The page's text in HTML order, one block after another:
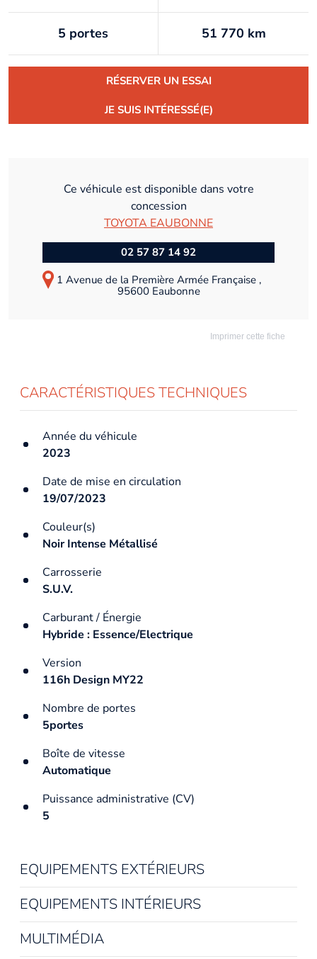
5 portes 51 770 km
RÉSERVER UN ESSAI
JE SUIS INTÉRESSÉ(E)
Ce véhicule est disponible dans votre
concession
TOYOTA EAUBONNE
02 57 87 14 92
1 Avenue de la Première Armée Française ,
95600 Eaubonne
Imprimer cette fiche
CARACTÉRISTIQUES TECHNIQUES
Année du véhicule
2023
Date de mise en circulation
19/07/2023
Couleur(s)
Noir Intense Métallisé
Carrosserie
S.U.V.
Carburant / Énergie
Hybride : Essence/Electrique
Version
116h Design MY22
Nombre de portes
5portes
Boîte de vitesse
Automatique
Puissance administrative (CV)
5
EQUIPEMENTS EXTÉRIEURS
EQUIPEMENTS INTÉRIEURS
MULTIMÉDIA